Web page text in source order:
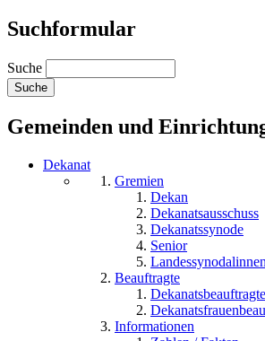
Suchformular
Suche
Gemeinden und
Dekanat
Gremien
Dekan
Dekanatsausschuss
Dekanatssynode
Senior
Landessynodalinnen
Beauftragte
Dekanatsbeauftragte
Informationen